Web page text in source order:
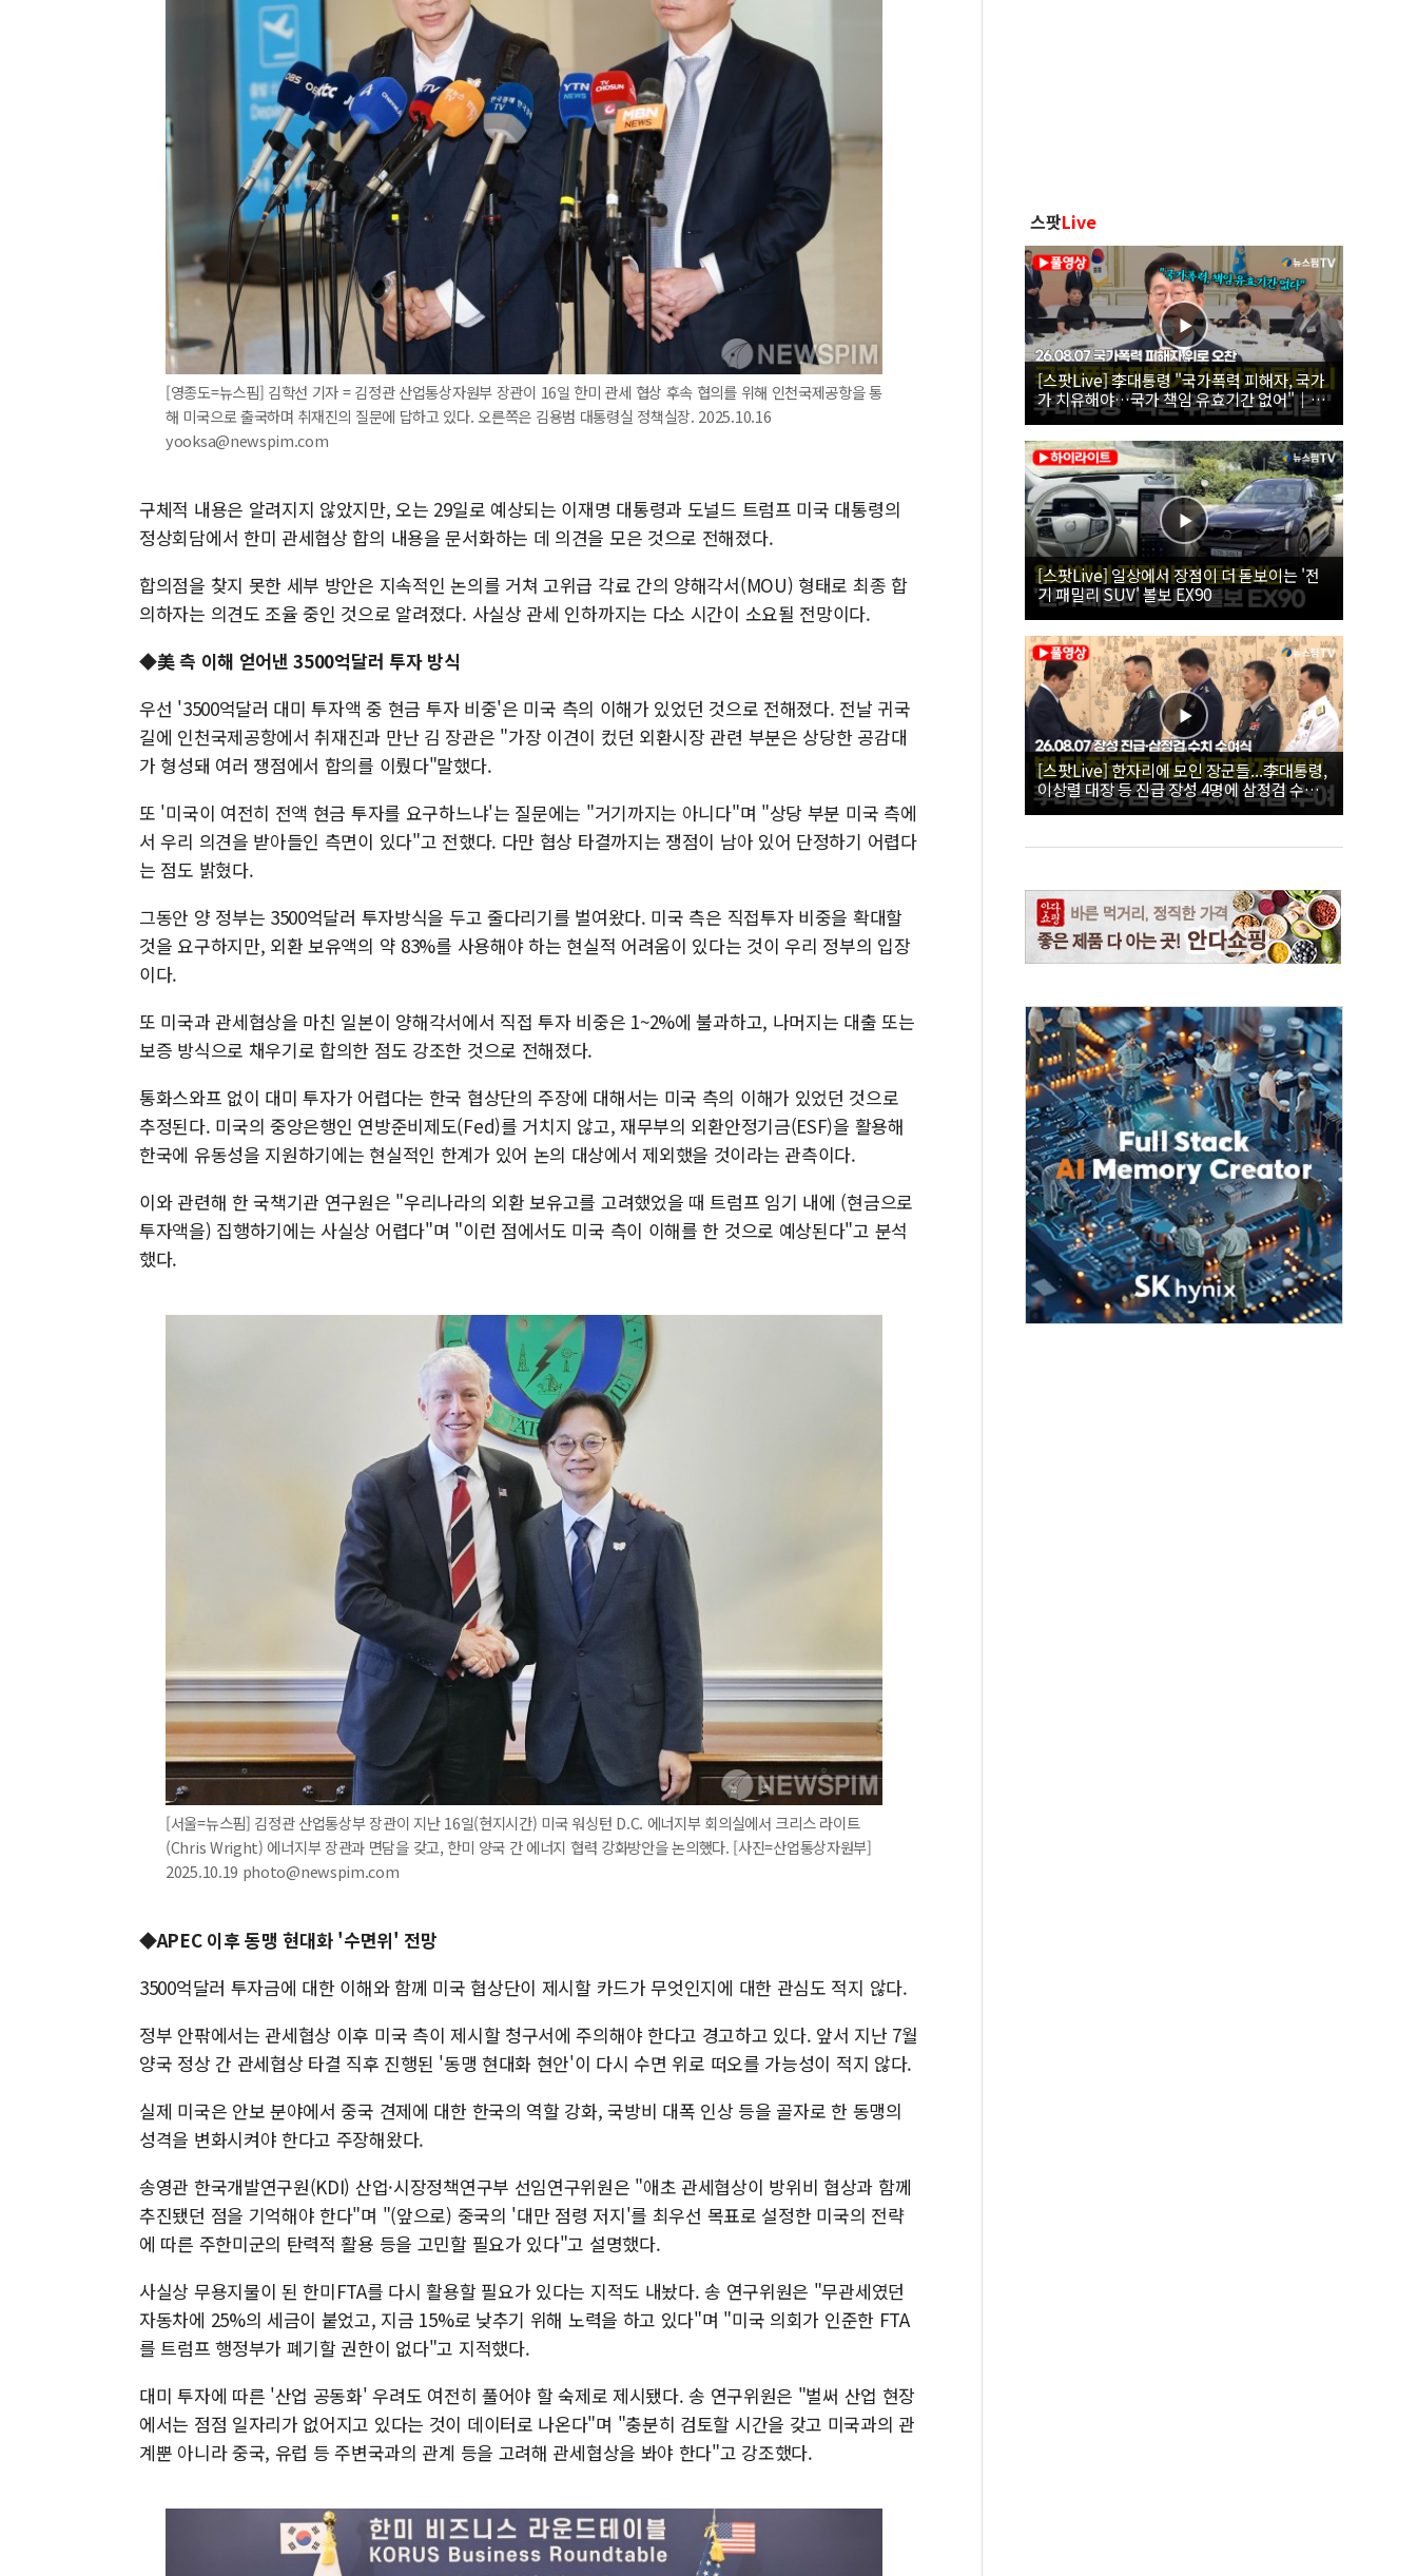
[영종도=뉴스핌] 김학선 기자 = 김정관 산업통상자원부 장관이 16일 한미 관세 협상 후속 협의를 위해 인천국제공항을 통
해 미국으로 출국하며 취재진의 질문에 답하고 있다. 오른쪽은 김용범 대통령실 정책실장. 2025.10.16
yooksa@newspim.com
구체적 내용은 알려지지 않았지만, 오는 29일로 예상되는 이재명 대통령과 도널드 트럼프 미국 대통령의
정상회담에서 한미 관세협상 합의 내용을 문서화하는 데 의견을 모은 것으로 전해졌다.
합의점을 찾지 못한 세부 방안은 지속적인 논의를 거쳐 고위급 각료 간의 양해각서(MOU) 형태로 최종 합
의하자는 의견도 조율 중인 것으로 알려졌다. 사실상 관세 인하까지는 다소 시간이 소요될 전망이다.
◆美 측 이해 얻어낸 3500억달러 투자 방식
우선 '3500억달러 대미 투자액 중 현금 투자 비중'은 미국 측의 이해가 있었던 것으로 전해졌다. 전날 귀국
길에 인천국제공항에서 취재진과 만난 김 장관은 "가장 이견이 컸던 외환시장 관련 부분은 상당한 공감대
가 형성돼 여러 쟁점에서 합의를 이뤘다"말했다.
또 '미국이 여전히 전액 현금 투자를 요구하느냐'는 질문에는 "거기까지는 아니다"며 "상당 부분 미국 측에
서 우리 의견을 받아들인 측면이 있다"고 전했다. 다만 협상 타결까지는 쟁점이 남아 있어 단정하기 어렵다
는 점도 밝혔다.
그동안 양 정부는 3500억달러 투자방식을 두고 줄다리기를 벌여왔다. 미국 측은 직접투자 비중을 확대할
것을 요구하지만, 외환 보유액의 약 83%를 사용해야 하는 현실적 어려움이 있다는 것이 우리 정부의 입장
이다.
또 미국과 관세협상을 마친 일본이 양해각서에서 직접 투자 비중은 1~2%에 불과하고, 나머지는 대출 또는
보증 방식으로 채우기로 합의한 점도 강조한 것으로 전해졌다.
통화스와프 없이 대미 투자가 어렵다는 한국 협상단의 주장에 대해서는 미국 측의 이해가 있었던 것으로
추정된다. 미국의 중앙은행인 연방준비제도(Fed)를 거치지 않고, 재무부의 외환안정기금(ESF)을 활용해
한국에 유동성을 지원하기에는 현실적인 한계가 있어 논의 대상에서 제외했을 것이라는 관측이다.
이와 관련해 한 국책기관 연구원은 "우리나라의 외환 보유고를 고려했었을 때 트럼프 임기 내에 (현금으로
투자액을) 집행하기에는 사실상 어렵다"며 "이런 점에서도 미국 측이 이해를 한 것으로 예상된다"고 분석
했다.
[서울=뉴스핌] 김정관 산업통상부 장관이 지난 16일(현지시간) 미국 워싱턴 D.C. 에너지부 회의실에서 크리스 라이트
(Chris Wright) 에너지부 장관과 면담을 갖고, 한미 양국 간 에너지 협력 강화방안을 논의했다. [사진=산업통상자원부]
2025.10.19 photo@newspim.com
◆APEC 이후 동맹 현대화 '수면위' 전망
3500억달러 투자금에 대한 이해와 함께 미국 협상단이 제시할 카드가 무엇인지에 대한 관심도 적지 않다.
정부 안팎에서는 관세협상 이후 미국 측이 제시할 청구서에 주의해야 한다고 경고하고 있다. 앞서 지난 7월
양국 정상 간 관세협상 타결 직후 진행된 '동맹 현대화 현안'이 다시 수면 위로 떠오를 가능성이 적지 않다.
실제 미국은 안보 분야에서 중국 견제에 대한 한국의 역할 강화, 국방비 대폭 인상 등을 골자로 한 동맹의
성격을 변화시켜야 한다고 주장해왔다.
송영관 한국개발연구원(KDI) 산업·시장정책연구부 선임연구위원은 "애초 관세협상이 방위비 협상과 함께
추진됐던 점을 기억해야 한다"며 "(앞으로) 중국의 '대만 점령 저지'를 최우선 목표로 설정한 미국의 전략
에 따른 주한미군의 탄력적 활용 등을 고민할 필요가 있다"고 설명했다.
사실상 무용지물이 된 한미FTA를 다시 활용할 필요가 있다는 지적도 내놨다. 송 연구위원은 "무관세였던
자동차에 25%의 세금이 붙었고, 지금 15%로 낮추기 위해 노력을 하고 있다"며 "미국 의회가 인준한 FTA
를 트럼프 행정부가 폐기할 권한이 없다"고 지적했다.
대미 투자에 따른 '산업 공동화' 우려도 여전히 풀어야 할 숙제로 제시됐다. 송 연구위원은 "벌써 산업 현장
에서는 점점 일자리가 없어지고 있다는 것이 데이터로 나온다"며 "충분히 검토할 시간을 갖고 미국과의 관
계뿐 아니라 중국, 유럽 등 주변국과의 관계 등을 고려해 관세협상을 봐야 한다"고 강조했다.
스팟Live
[스팟Live] 李대통령 "국가폭력 피해자, 국가
가 치유해야…국가 책임 유효기간 없어"｜
26.08.07 국가폭력 피해자 위로 오찬
[스팟Live] 일상에서 장점이 더 돋보이는 '전
기 패밀리 SUV' 볼보 EX90
[스팟Live] 한자리에 모인 장군들...李대통령,
이상렬 대장 등 진급 장성 4명에 삼정검 수치
직접 수여｜26.08.07 장성 진급·삼정검 수치